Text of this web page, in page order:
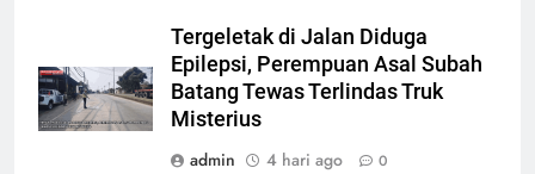
Tergeletak di Jalan Diduga
Epilepsi, Perempuan Asal Subah
Batang Tewas Terlindas Truk
Misterius
admin
4 hari ago 0